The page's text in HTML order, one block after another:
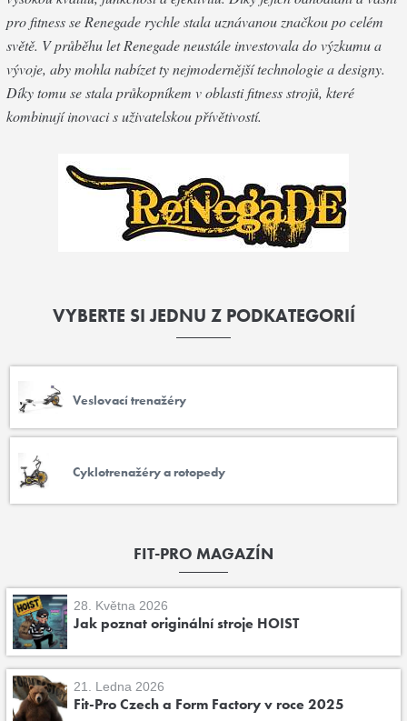
pro fitness se Renegade rychle stala uznávanou značkou po celém
světě. V průběhu let Renegade neustále investovala do výzkumu a
vývoje, aby mohla nabízet ty nejmodernější technologie a designy.
Díky tomu se stala průkopníkem v oblasti fitness strojů, které
kombinují inovaci s uživatelskou přívětivostí.
VYBERTE SI JEDNU Z PODKATEGORIÍ
Veslovací trenažéry
Cyklotrenažéry a rotopedy
FIT-PRO MAGAZÍN
28. Května 2026
Jak poznat originální stroje HOIST
21. Ledna 2026
Fit-Pro Czech a Form Factory v roce 2025